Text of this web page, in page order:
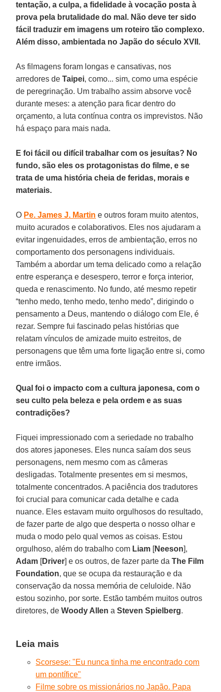
tentação, a culpa, a fidelidade à vocação posta à
prova pela brutalidade do mal. Não deve ter sido
fácil traduzir em imagens um roteiro tão complexo.
Além disso, ambientada no Japão do século XVII.
As filmagens foram longas e cansativas, nos
arredores deTaipei, como... sim, como uma espécie
de peregrinação. Um trabalho assim absorve você
durante meses: a atenção para ficar dentro do
orçamento, a luta contínua contra os imprevistos. Não
há espaço para mais nada.
E foi fácil ou difícil trabalhar com os jesuítas? No
fundo, são eles os protagonistas do filme, e se
trata de uma história cheia de feridas, morais e
materiais.
O Pe. James J. Martin e outros foram muito atentos,
muito acurados e colaborativos. Eles nos ajudaram a
evitar ingenuidades, erros de ambientação, erros no
comportamento dos personagens individuais.
Também a abordar um tema delicado como a relação
entre esperança e desespero, terror e força interior,
queda e renascimento. No fundo, até mesmo repetir
“tenho medo, tenho medo, tenho medo”, dirigindo o
pensamento a Deus, mantendo o diálogo com Ele, é
rezar. Sempre fui fascinado pelas histórias que
relatam vínculos de amizade muito estreitos, de
personagens que têm uma forte ligação entre si, como
entre irmãos.
Qual foi o impacto com a cultura japonesa, com o
seu culto pela beleza e pela ordem e as suas
contradições?
Fiquei impressionado com a seriedade no trabalho
dos atores japoneses. Eles nunca saíam dos seus
personagens, nem mesmo com as câmeras
desligadas. Totalmente presentes em si mesmos,
totalmente concentrados. A paciência dos tradutores
foi crucial para comunicar cada detalhe e cada
nuance. Eles estavam muito orgulhosos do resultado,
de fazer parte de algo que desperta o nosso olhar e
muda o modo pelo qual vemos as coisas. Estou
orgulhoso, além do trabalho com Liam [Neeson],
Adam [Driver] e os outros, de fazer parte daThe Film
Foundation, que se ocupa da restauração e da
conservação da nossa memória de celuloide. Não
estou sozinho, por sorte. Estão também muitos outros
diretores, deWoody Allen aSteven Spielberg.
Leia mais
Scorsese: "Eu nunca tinha me encontrado com
um pontífice"
Filme sobre os missionários no Japão. Papa